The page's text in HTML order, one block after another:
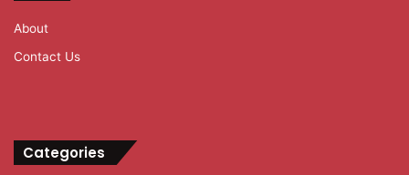
About
Contact Us
Categories